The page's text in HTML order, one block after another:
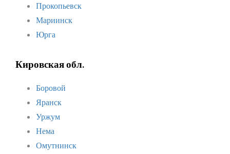
Прокопьевск
Мариинск
Юрга
Кировская обл.
Боровой
Яранск
Уржум
Нема
Омутнинск